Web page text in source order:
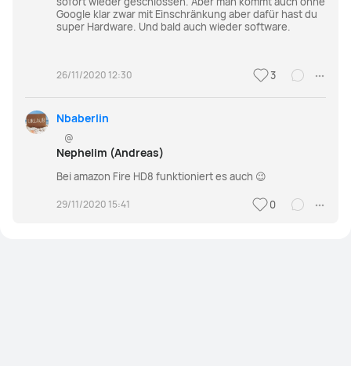
Google klar zwar mit Einschränkung aber dafür hast du
super Hardware. Und bald auch wieder software.
26/11/2020 12:30 3
Nbaberlin
@
Nephelim (Andreas)
Bei amazon Fire HD8 funktioniert es auch 😉
29/11/2020 15:41 0